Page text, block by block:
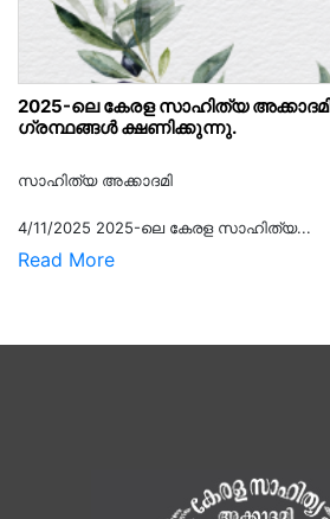
2025-ലെ കേരള സാഹിത്യ
ഗ്രന്ഥങ്ങൾ ക്ഷണിക്കുന്നു.
സാഹിത്യ അക്കാദമി
4/11/2025 2025-ലെ കേരള സാഹിത്യ...
Read More